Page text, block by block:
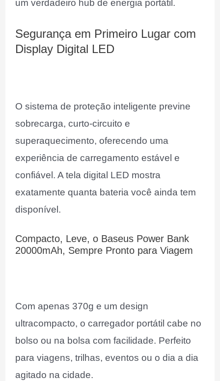
um verdadeiro hub de energia portátil.
Segurança em Primeiro Lugar com
Display Digital LED
O sistema de proteção inteligente previne
sobrecarga, curto-circuito e
superaquecimento, oferecendo uma
experiência de carregamento estável e
confiável. A tela digital LED mostra
exatamente quanta bateria você ainda tem
disponível.
Compacto, Leve, o Baseus Power Bank
20000mAh, Sempre Pronto para Viagem
Com apenas 370g e um design
ultracompacto, o carregador portátil cabe no
bolso ou na bolsa com facilidade. Perfeito
para viagens, trilhas, eventos ou o dia a dia
agitado na cidade.